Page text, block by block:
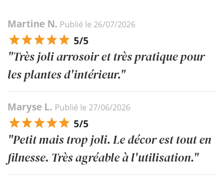
Martine N. Publié le 26/07/2026
5/5
"Très joli arrosoir et très pratique pour
les plantes d'intérieur."
Maryse L. Publié le 27/06/2026
5/5
"Petit mais trop joli. Le décor est tout en
filnesse. Très agréable à l'utilisation."